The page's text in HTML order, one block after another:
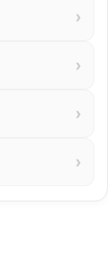
›
›
›
›